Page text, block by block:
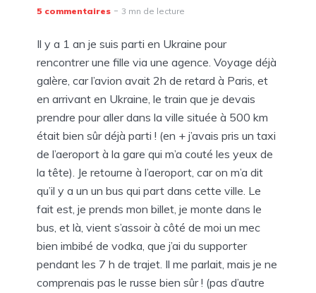
5 commentaires 3 mn de lecture
Il y a 1 an je suis parti en Ukraine pour
rencontrer une fille via une agence. Voyage déjà
galère, car l’avion avait 2h de retard à Paris, et
en arrivant en Ukraine, le train que je devais
prendre pour aller dans la ville située à 500 km
était bien sûr déjà parti ! (en + j’avais pris un taxi
de l’aeroport à la gare qui m’a couté les yeux de
la tête). Je retourne à l’aeroport, car on m’a dit
qu’il y a un un bus qui part dans cette ville. Le
fait est, je prends mon billet, je monte dans le
bus, et là, vient s’assoir à côté de moi un mec
bien imbibé de vodka, que j’ai du supporter
pendant les 7 h de trajet. Il me parlait, mais je ne
comprenais pas le russe bien sûr ! (pas d’autre